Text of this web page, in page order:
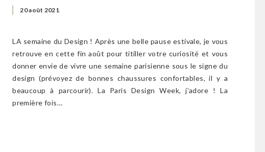
20 août 2021
LA semaine du Design ! Après une belle pause estivale, je vous
retrouve en cette fin août pour titiller votre curiosité et vous
donner envie de vivre une semaine parisienne sous le signe du
design (prévoyez de bonnes chaussures confortables, il y a
beaucoup à parcourir). La Paris Design Week, j’adore ! La
première fois…